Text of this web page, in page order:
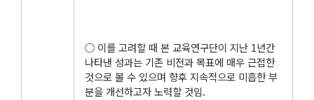
○ 이를 고려할 때 본 교육연구단이 지난 1년간
나타낸 성과는 기존 비전과 목표에 매우 근접한
것으로 볼 수 있으며 향후 지속적으로 미흡한 부
분을 개선하고자 노력할 것임.